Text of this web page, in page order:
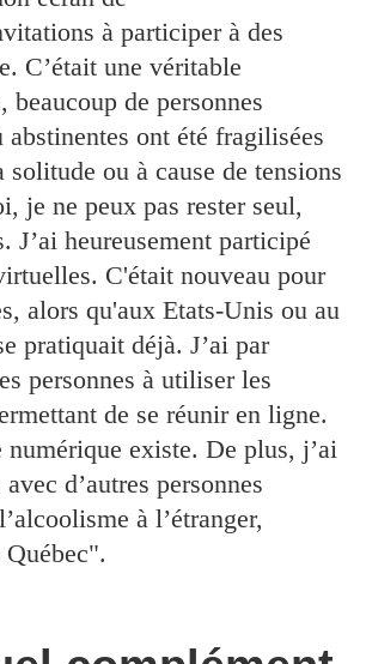
à participer à des
C’était une véritable
beaucoup de personnes
ont été fragilisées
solitude ou à cause de tensions
je ne peux pas rester seul,
J’ai heureusement participé
C'était nouveau pour
alors qu'aux Etats-Unis ou au
pratiquait déjà. J’ai par
personnes à utiliser les
de se réunir en ligne.
numérique existe. De plus, j’ai
d’autres personnes
à l’étranger,